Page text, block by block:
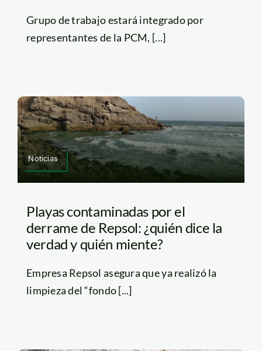
Grupo de trabajo estará integrado por
representantes de la PCM, [...]
Noticias
Playas contaminadas por el
derrame de Repsol: ¿quién dice la
verdad y quién miente?
Empresa Repsol asegura que ya realizó la
limpieza del “fondo [...]